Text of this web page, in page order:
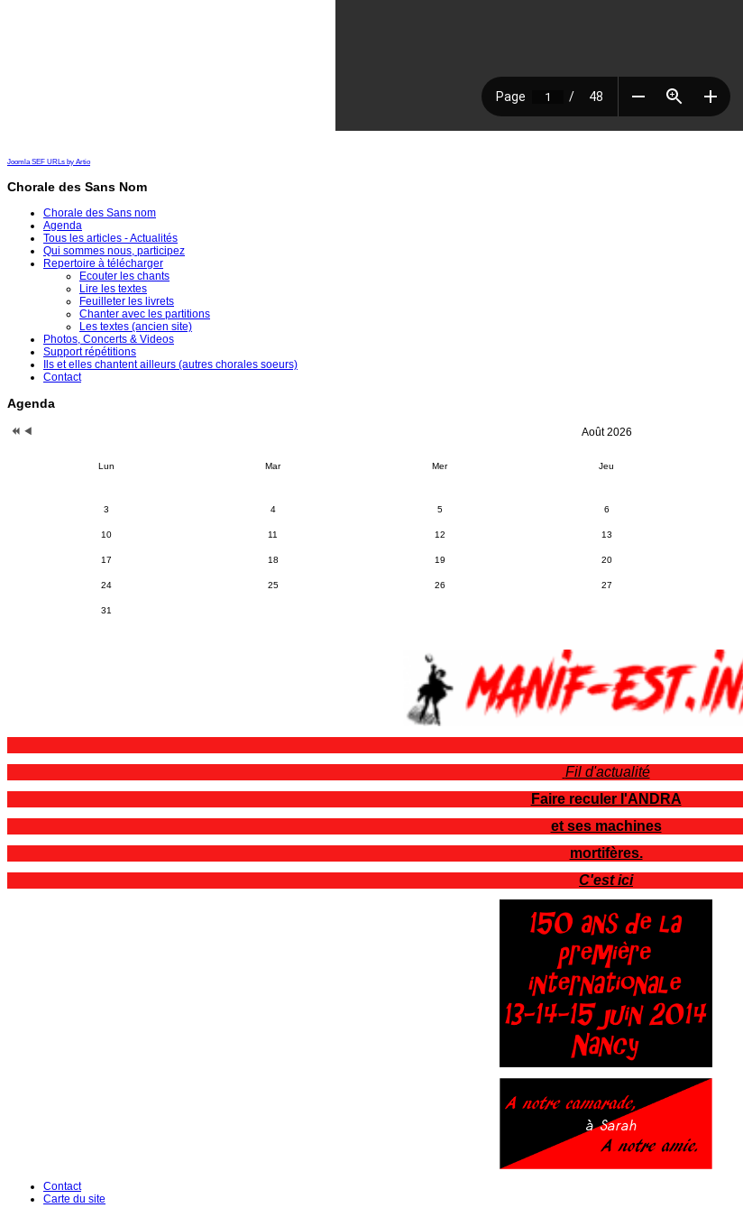
Joomla SEF URLs by Artio
Chorale des Sans Nom
Chorale des Sans nom
Agenda
Tous les articles - Actualités
Qui sommes nous, participez
Repertoire à télécharger
Ecouter les chants
Lire les textes
Feuilleter les livrets
Chanter avec les partitions
Les textes (ancien site)
Photos, Concerts & Videos
Support répétitions
Ils et elles chantent ailleurs (autres chorales soeurs)
Contact
Agenda
Août 2026
Lun Mar Mer Jeu
3 4 5 6
10 11 12 13
17 18 19 20
24 25 26 27
31
Fil d'actualité
Faire reculer l'ANDRA
et ses machines
mortifères.
C'est ici
Contact
Carte du site